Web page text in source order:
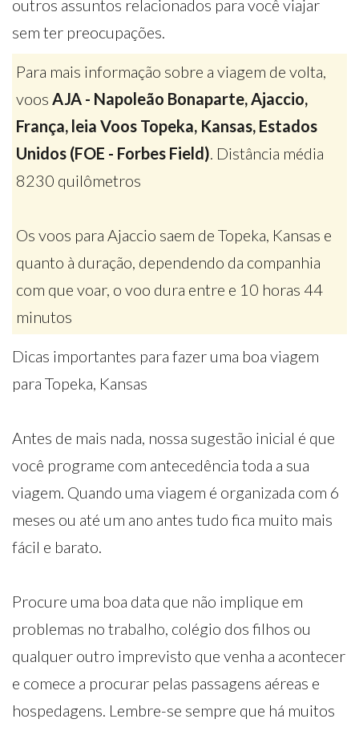
outros assuntos relacionados para você viajar
sem ter preocupações.
Para mais informação sobre a viagem de volta,
voos AJA - Napoleão Bonaparte, Ajaccio,
França, leia Voos Topeka, Kansas, Estados
Unidos (FOE - Forbes Field). Distância média
8230 quilômetros
Os voos para Ajaccio saem de Topeka, Kansas e
quanto à duração, dependendo da companhia
com que voar, o voo dura entre e 10 horas 44
minutos
Dicas importantes para fazer uma boa viagem
para Topeka, Kansas
Antes de mais nada, nossa sugestão inicial é que
você programe com antecedência toda a sua
viagem. Quando uma viagem é organizada com 6
meses ou até um ano antes tudo fica muito mais
fácil e barato.
Procure uma boa data que não implique em
problemas no trabalho, colégio dos filhos ou
qualquer outro imprevisto que venha a acontecer
e comece a procurar pelas passagens aéreas e
hospedagens. Lembre-se sempre que há muitos